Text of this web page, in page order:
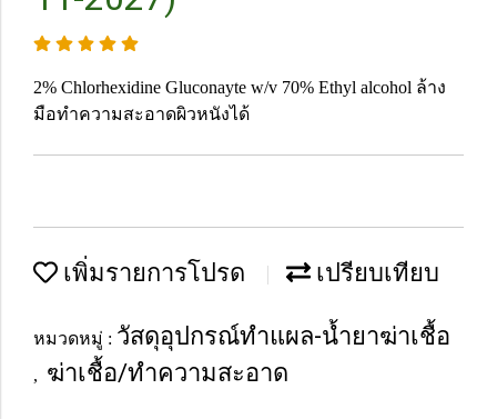
2% Chlorhexidine Gluconayte w/v 70% Ethyl alcohol ล้าง
มือทำความสะอาดผิวหนังได้
เพิ่มรายการโปรด เปรียบเทียบ
หมวดหมู่ : วัสดุอุปกรณ์ทำแผล-น้ำยาฆ่าเชื้อ
, ฆ่าเชื้อ/ทำความสะอาด